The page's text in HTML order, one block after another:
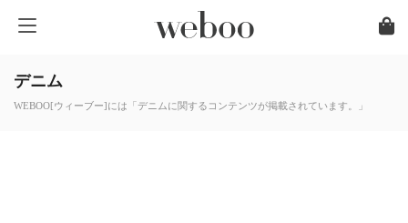
デニム
WEBOO[ウィーブー]には「デニムに関するコンテンツが掲載されています。」